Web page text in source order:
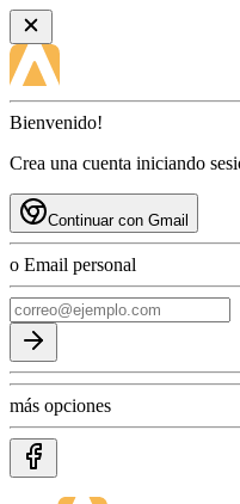
Bienvenido!
Crea una cuenta iniciando
Continuar con Gmail
o Email personal
más opciones